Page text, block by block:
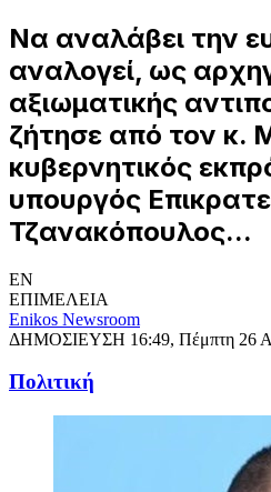
Να αναλάβει την
αναλογεί, ως
αξιωματικής
ζήτησε από τον κ.
κυβερνητικός
υπουργός
Τζανακόπουλος...
EN
ΕΠΙΜΕΛΕΙΑ
Enikos Newsroom
ΔΗΜΟΣΙΕΥΣΗ 16:49, Πέμπτη 26
Πολιτική